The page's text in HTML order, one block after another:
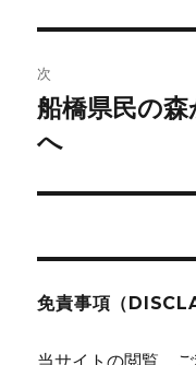
ビ
ゲ
ー
シ
ン
投
稿:
次
次
の
稿:
船橋県民の
へ
免責事項（
当サイトの閲覧、